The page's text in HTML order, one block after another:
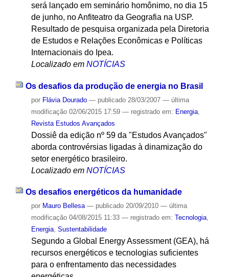
será lançado em seminário homônimo, no dia 15
de junho, no Anfiteatro da Geografia na USP.
Resultado de pesquisa organizada pela Diretoria
de Estudos e Relações Econômicas e Políticas
Internacionais do Ipea.
Localizado em NOTÍCIAS
Os desafios da produção de energia no Brasil
por Flávia Dourado — publicado28/03/2007 — última
modificação02/06/2015 17:59 — registrado em: Energia,
Revista Estudos Avançados
Dossiê da edição nº 59 da "Estudos Avançados"
aborda controvérsias ligadas à dinamização do
setor energético brasileiro.
Localizado em NOTÍCIAS
Os desafios energéticos da humanidade
por Mauro Bellesa — publicado20/09/2010 — última
modificação04/08/2015 11:33 — registrado em: Tecnologia,
Energia, Sustentabilidade
Segundo a Global Energy Assessment (GEA), há
recursos energéticos e tecnologias suficientes
para o enfrentamento das necessidades